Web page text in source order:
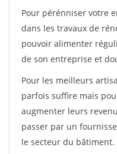
Pour pérénniser votre
dans les travaux de
pouvoir alimenter
de son entreprise et
Pour les meilleurs
parfois suffire mais
augmenter leurs
passer par un
le secteur du bâtiment.